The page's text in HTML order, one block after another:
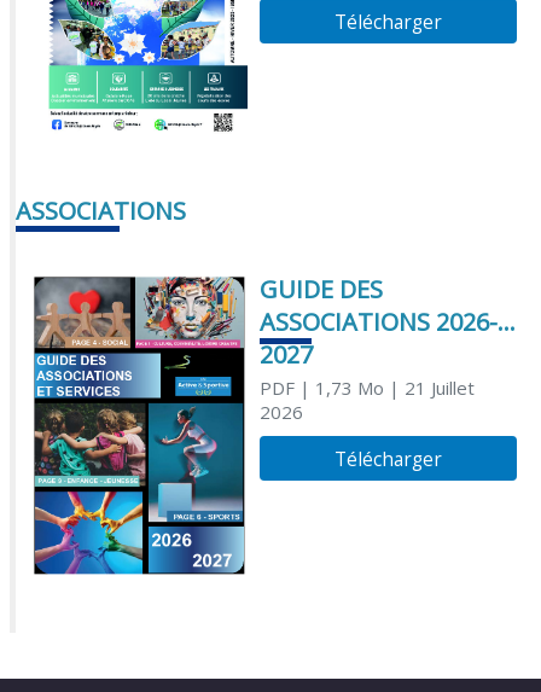
Télécharger
ASSOCIATIONS
GUIDE DES
ASSOCIATIONS 2026-
2027
PDF| 1,73 Mo | 21 Juillet
2026
Télécharger